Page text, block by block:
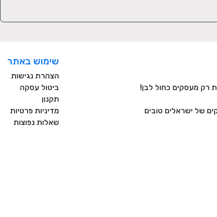
של ישראלים טובים
שימוש באתר
הצהרת נגישות
ביטול עסקה
תקנון
מדיניות פרטיות
שאלות נפוצות